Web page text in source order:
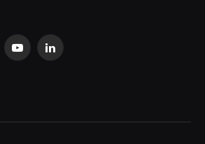
YouTubeLinkedIn